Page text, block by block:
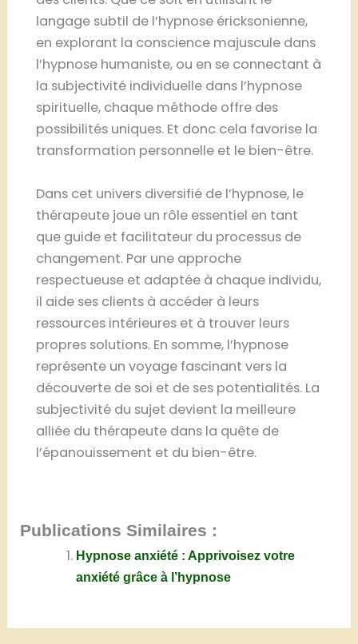
langage subtil de l’hypnose éricksonienne,
en explorant la conscience majuscule dans
l’hypnose humaniste, ou en se connectant à
la subjectivité individuelle dans l’hypnose
spirituelle, chaque méthode offre des
possibilités uniques. Et donc cela favorise la
transformation personnelle et le bien-être.
Dans cet univers diversifié de l’hypnose, le
thérapeute joue un rôle essentiel en tant
que guide et facilitateur du processus de
changement. Par une approche
respectueuse et adaptée à chaque individu,
il aide ses clients à accéder à leurs
ressources intérieures et à trouver leurs
propres solutions. En somme, l’hypnose
représente un voyage fascinant vers la
découverte de soi et de ses potentialités. La
subjectivité du sujet devient la meilleure
alliée du thérapeute dans la quête de
l’épanouissement et du bien-être.
Publications Similaires :
Hypnose anxiété : Apprivoisez votre
anxiété grâce à l’hypnose